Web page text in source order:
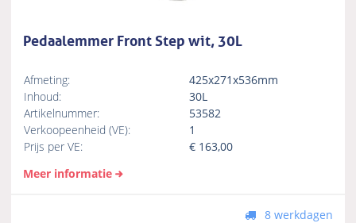
Pedaalemmer Front Step wit, 30L
Afmeting:
425x271x536mm
Inhoud:
30L
Artikelnummer:
53582
Verkoopeenheid (VE):
1
Prijs per VE:
€ 163,00
Meer informatie
8 werkdagen